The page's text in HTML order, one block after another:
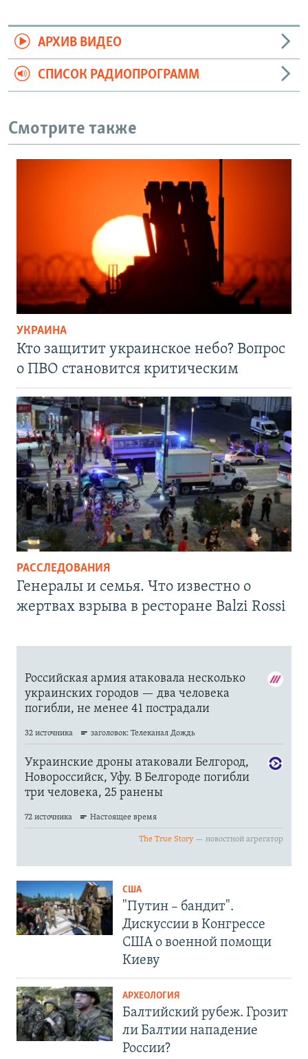
АРХИВ ВИДЕО
СПИСОК РАДИОПРОГРАММ
Смотрите также
УКРАИНА
Кто защитит украинское небо? Вопрос
о ПВО становится критическим
РАССЛЕДОВАНИЯ
Генералы и семья. Что известно о
жертвах взрыва в ресторане Balzi Rossi
США
"Путин – бандит".
Дискуссии в Конгрессе
США о военной помощи
Киеву
АРХЕОЛОГИЯ
Балтийский рубеж. Грозит
ли Балтии нападение
России?